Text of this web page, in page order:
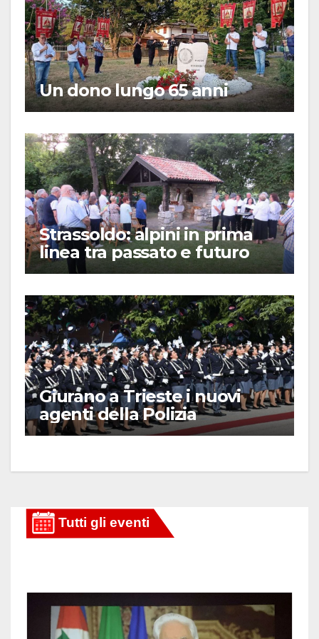
Un dono lungo 65 anni
Strassoldo: alpini in prima
linea tra passato e futuro
Giurano a Trieste i nuovi
agenti della Polizia